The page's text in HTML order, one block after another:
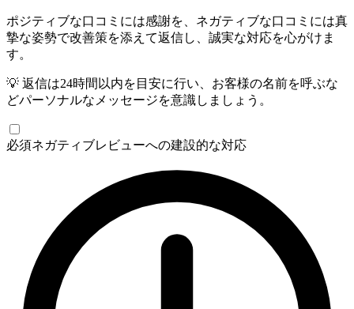
ポジティブな口コミには感謝を、ネガティブな口コミには真
摯な姿勢で改善策を添えて返信し、誠実な対応を心がけま
す。
💡 返信は24時間以内を目安に行い、お客様の名前を呼ぶな
どパーソナルなメッセージを意識しましょう。
必須ネガティブレビューへの建設的な対応